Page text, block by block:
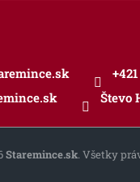
Števo
Staremince.sk. Všetky